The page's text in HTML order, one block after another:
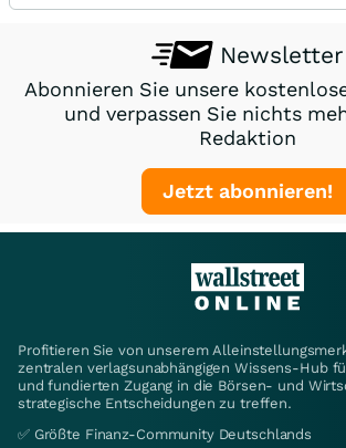
Newsletter
Abonnieren Sie unsere
und verpassen Sie nichts
Redaktion
Jetzt abonnieren!
Profitieren Sie von unserem
zentralen verlagsunabhängigen Wissens-Hub
und fundierten Zugang in die Börsen- und
strategische Entscheidungen zu treffen.
✅ Größte Finanz-Community Deutschlands